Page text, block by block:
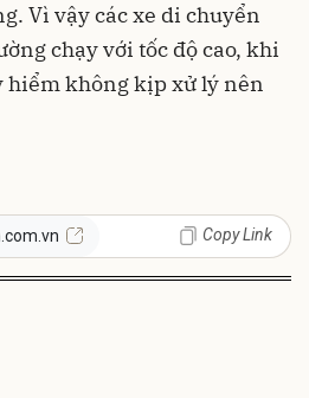
Vì vậy các xe di chuyển
chạy với tốc độ cao, khi
hiểm không kịp xử lý nên
Copy Link